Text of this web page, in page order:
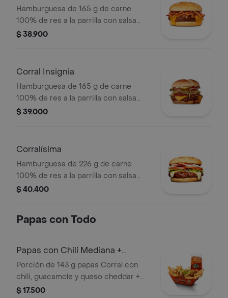
Hamburguesa de 165 g de carne
100% de res a la parrilla con salsa
bbq, tocineta, una tajada de queso
$ 38.900
Corral Insignia
Hamburguesa de 165 g de carne
100% de res a la parrilla con salsa
BBQ, tocineta, queso americano,
mostaza en pan papa
$ 39.000
Corralísima
Hamburguesa de 226 g de carne
100% de res a la parrilla con salsa
bbq, queso mozzarella, tomate en
mostaza
$ 40.400
Papas con Todo
Papas con Chili Mediana +
bebida
Porción de 143 g papas Corral con
chili, guacamole y queso cheddar +
bebida
$ 17.500